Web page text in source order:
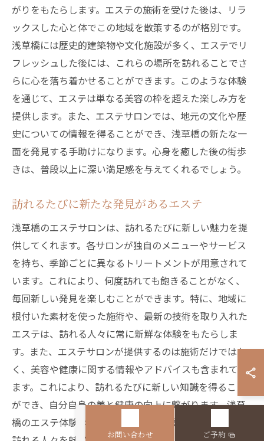
がりをもたらします。エステの施術を受けた後は、リラ
ックスした心と体でこの地域を散策するのが格別です。
浅草橋には歴史的建築物や文化施設が多く、エステでリ
フレッシュした後には、これらの場所を訪れることでさ
らに心を落ち着かせることができます。このような体験
を通じて、エステは単なる美容の枠を超えた楽しみ方を
提供します。また、エステサロンでは、地元の文化や歴
史についての情報を得ることができ、浅草橋の新たな一
面を発見する手助けになります。心身を癒した後の街歩
きは、普段以上に深い満足感を与えてくれるでしょう。
訪れるたびに新たな発見があるエステ
浅草橋のエステサロンは、訪れるたびに新しい魅力を提
供してくれます。各サロンが独自のメニューやサービス
を持ち、季節ごとに異なるトリートメントが用意されて
います。これにより、何度訪れても飽きることがなく、
毎回新しい発見を楽しむことができます。特に、地域に
根付いた素材を使った施術や、最新の技術を取り入れた
エステは、訪れる人々に常に新鮮な体験をもたらしま
す。また、エステサロンが提供するのは施術だけではな
く、美容や健康に関する情報やアドバイスも含まれてい
ます。これにより、訪れるたびに新しい知識を得ること
ができ、自分自身の美と健康の向上に繋がります。浅草
橋のエステ体験は、心身ともに新たな発見をもたらし、
お問い合わせ ご予約